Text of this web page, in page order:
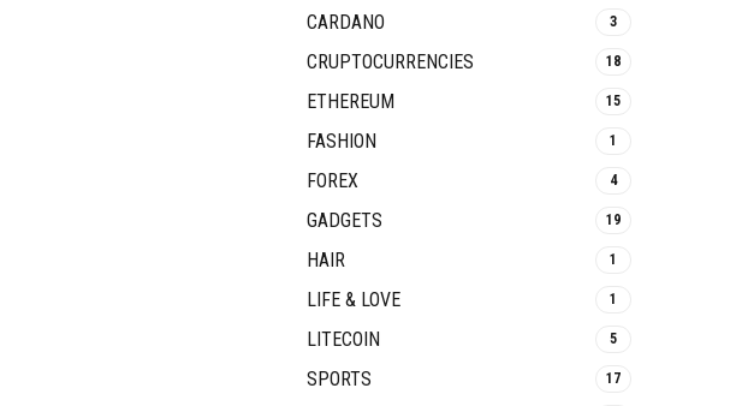
CARDANO 3
CRUPTOCURRENCIES 18
ETHEREUM 15
FASHION 1
FOREX 4
GADGETS 19
HAIR 1
LIFE & LOVE 1
LITECOIN 5
SPORTS 17